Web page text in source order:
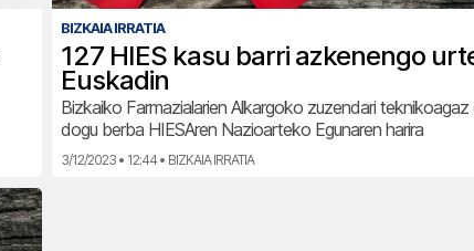
BIZKAIA IRRATIA
127 HIES kasu barri azkenengo
Euskadin
Bizkaiko Farmazialarien Alkargoko zuzendari teknikoagaz
dogu berba HIESAren Nazioarteko Egunaren harira
3/12/2023 • 12:44 • BIZKAIA IRRATIA